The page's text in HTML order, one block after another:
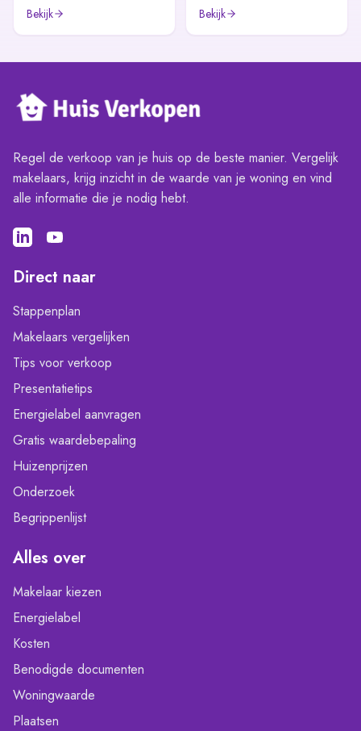
Bekijk Bekijk
Regel de verkoop van je huis op de beste manier. Vergelijk
makelaars, krijg inzicht in de waarde van je woning en vind
alle informatie die je nodig hebt.
Direct naar
Stappenplan
Makelaars vergelijken
Tips voor verkoop
Presentatietips
Energielabel aanvragen
Gratis waardebepaling
Huizenprijzen
Onderzoek
Begrippenlijst
Alles over
Makelaar kiezen
Energielabel
Kosten
Benodigde documenten
Woningwaarde
Plaatsen